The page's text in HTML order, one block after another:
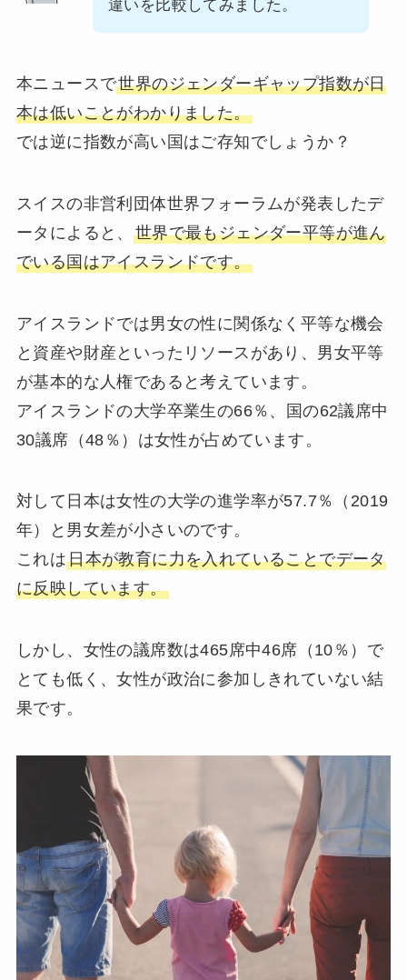
違いを比較してみました。
本ニュースで世界のジェンダーギャップ指数が日
本は低いことがわかりました。
では逆に指数が高い国はご存知でしょうか？
スイスの非営利団体世界フォーラムが発表したデ
ータによると、 世界で最もジェンダー平等が進ん
でいる国はアイスランドです。
アイスランドでは男女の性に関係なく平等な機会
と資産や財産といったリソースがあり、男女平等
が基本的な人権であると考えています。
アイスランドの大学卒業生の66％、国の62議席中
30議席（48％）は女性が占めています。
対して日本は女性の大学の進学率が57.7％（2019
年）と男女差が小さいのです。
これは日本が教育に力を入れていることでデータ
に反映しています。
しかし、女性の議席数は465席中46席（10％）で
とても低く、女性が政治に参加しきれていない結
果です。